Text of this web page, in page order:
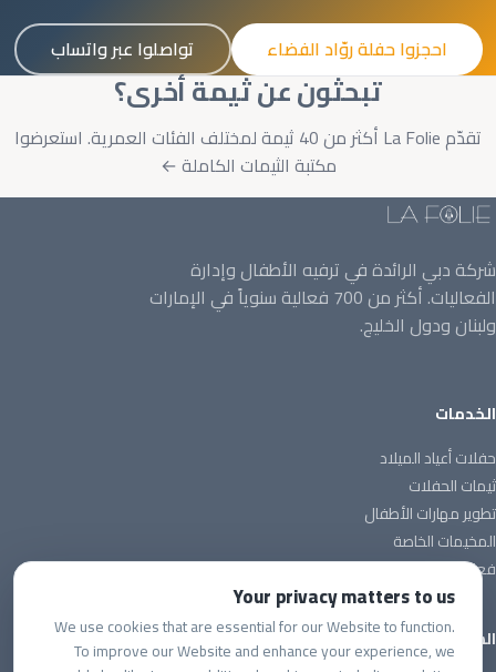
احجزوا حفلة روّاد الفضاء تواصلوا عبر واتساب
تبحثون عن ثيمة أخرى؟
تقدّم La Folie أكثر من 40 ثيمة لمختلف الفئات العمرية. استعرضوا
مكتبة الثيمات الكاملة ←
شركة دبي الرائدة في ترفيه الأطفال وإدارة
الفعاليات. أكثر من 700 فعالية سنوياً في الإمارات
ولبنان ودول الخليج.
الخدمات
حفلات أعياد الميلاد
ثيمات الحفلات
تطوير مهارات الأطفال
المخيمات الخاصة
فعاليات الشركات
الشركة
Your privacy matters to us
We use cookies that are essential for our Website to function.
To improve our Website and enhance your experience, we